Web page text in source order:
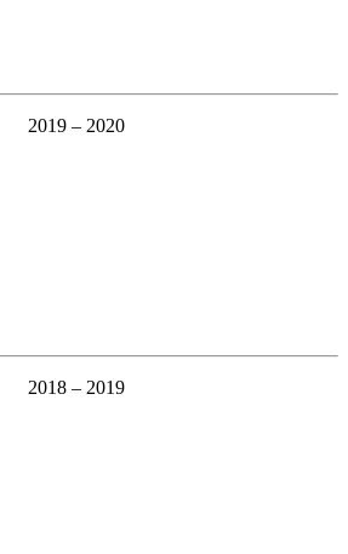
2019 – 2020
2018 – 2019